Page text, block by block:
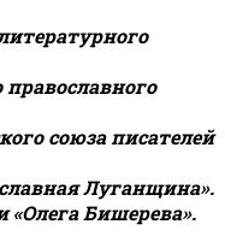
союза писателей
Луганщина».
Бишерева».